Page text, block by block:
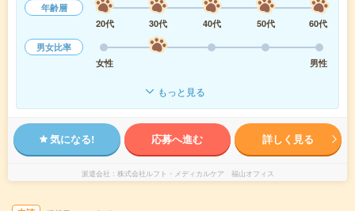
年齢層
20代
30代 40代 50代
60代
男女比率
女性
男性
もっと見る
気になる! 応募へ進む 詳しく見る
派遣会社 株式会社ルフト・メディカルケア 福山オフィス